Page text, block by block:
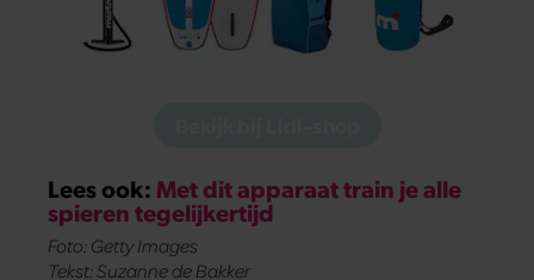
Lees ook: Met dit apparaat train je alle
spieren tegelijkertijd
Foto: Getty Images
Tekst: Suzanne de Bakker